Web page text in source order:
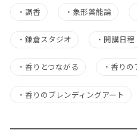
・ 調香 ・ 象形薬能論
・ 鎌倉スタジオ ・開講日程
・ 香りとつながる ・ 香りの
・ 香りのブレンディングアート